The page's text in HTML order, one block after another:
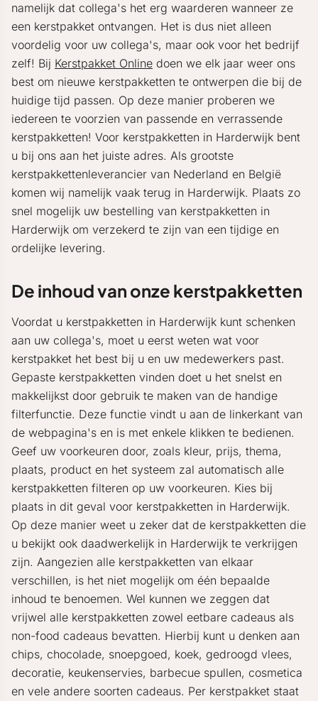
namelijk dat collega's het erg waarderen wanneer ze
een kerstpakket ontvangen. Het is dus niet alleen
voordelig voor uw collega's, maar ook voor het bedrijf
zelf! Bij Kerstpakket Online doen we elk jaar weer ons
best om nieuwe kerstpakketten te ontwerpen die bij de
huidige tijd passen. Op deze manier proberen we
iedereen te voorzien van passende en verrassende
kerstpakketten! Voor kerstpakketten in Harderwijk bent
u bij ons aan het juiste adres. Als grootste
kerstpakkettenleverancier van Nederland en België
komen wij namelijk vaak terug in Harderwijk. Plaats zo
snel mogelijk uw bestelling van kerstpakketten in
Harderwijk om verzekerd te zijn van een tijdige en
ordelijke levering.
De inhoud van onze kerstpakketten
Voordat u kerstpakketten in Harderwijk kunt schenken
aan uw collega's, moet u eerst weten wat voor
kerstpakket het best bij u en uw medewerkers past.
Gepaste kerstpakketten vinden doet u het snelst en
makkelijkst door gebruik te maken van de handige
filterfunctie. Deze functie vindt u aan de linkerkant van
de webpagina's en is met enkele klikken te bedienen.
Geef uw voorkeuren door, zoals kleur, prijs, thema,
plaats, product en het systeem zal automatisch alle
kerstpakketten filteren op uw voorkeuren. Kies bij
plaats in dit geval voor kerstpakketten in Harderwijk.
Op deze manier weet u zeker dat de kerstpakketten die
u bekijkt ook daadwerkelijk in Harderwijk te verkrijgen
zijn. Aangezien alle kerstpakketten van elkaar
verschillen, is het niet mogelijk om één bepaalde
inhoud te benoemen. Wel kunnen we zeggen dat
vrijwel alle kerstpakketten zowel eetbare cadeaus als
non-food cadeaus bevatten. Hierbij kunt u denken aan
chips, chocolade, snoepgoed, koek, gedroogd vlees,
decoratie, keukenservies, barbecue spullen, cosmetica
en vele andere soorten cadeaus. Per kerstpakket staat